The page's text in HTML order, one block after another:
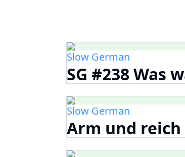
Slow German
SG #238 Was
Slow German
Arm und reich